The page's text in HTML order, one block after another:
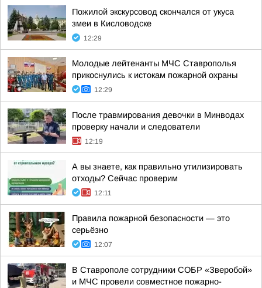
Пожилой экскурсовод скончался от укуса
змеи в Кисловодске
12:29
Молодые лейтенанты МЧС Ставрополья
прикоснулись к истокам пожарной охраны
12:29
После травмирования девочки в Минводах
проверку начали и следователи
12:19
А вы знаете, как правильно утилизировать
отходы? Сейчас проверим
12:11
Правила пожарной безопасности — это
серьёзно
12:07
В Ставрополе сотрудники СОБР «Зверобой»
и МЧС провели совместное пожарно-